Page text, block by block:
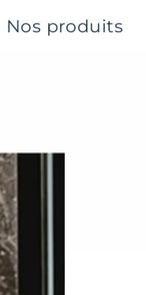
Nos produits